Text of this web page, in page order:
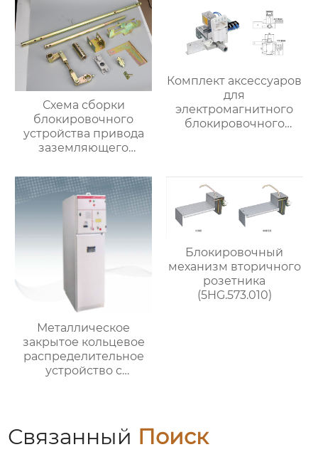
Схема сборки
блокировочного
устройства привода
заземляющего
5HG.363.010.6 (для
привода с помощью
рычажного
механизма)
Комплект аксессуаров
для
электромагнитного
блокировочного
Металлическое
закрытое кольцевое
распределительное
устройство с
Блокировочный
механизм вторичного
розетника
(5HG.573.010)
Связанный Поиск